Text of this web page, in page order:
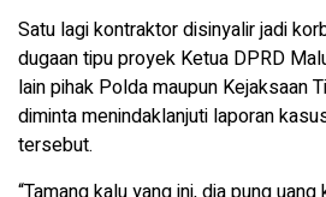
Satu lagi kontraktor disinyalir jadi
dugaan tipu proyek Ketua DPRD
lain pihak Polda maupun Kejaksaan
diminta menindaklanjuti laporan
tersebut.